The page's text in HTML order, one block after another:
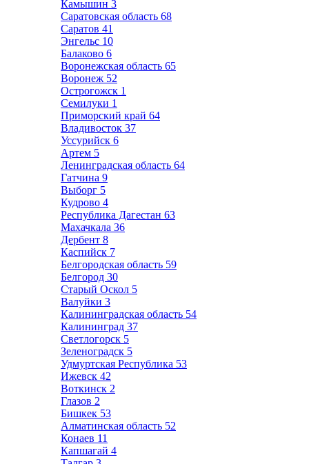
Камышин 3
Саратовская область 68
Саратов 41
Энгельс 10
Балаково 6
Воронежская область 65
Воронеж 52
Острогожск 1
Семилуки 1
Приморский край 64
Владивосток 37
Уссурийск 6
Артем 5
Ленинградская область 64
Гатчина 9
Выборг 5
Кудрово 4
Республика Дагестан 63
Махачкала 36
Дербент 8
Каспийск 7
Белгородская область 59
Белгород 30
Старый Оскол 5
Валуйки 3
Калининградская область 54
Калининград 37
Светлогорск 5
Зеленоградск 5
Удмуртская Республика 53
Ижевск 42
Воткинск 2
Глазов 2
Бишкек 53
Алматинская область 52
Конаев 11
Капшагай 4